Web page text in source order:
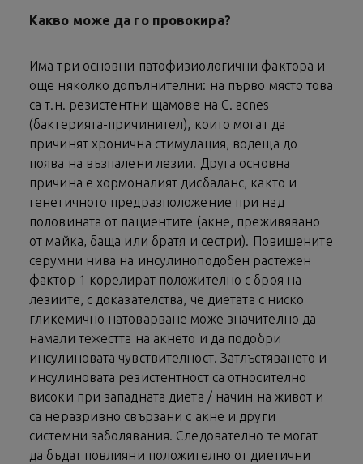
Какво може да го провокира?
Има три основни патофизиологични фактора и
още няколко допълнителни: на първо място това
са т.н. резистентни щамове на С. acnes
(бактерията-причинител), които могат да
причинят хронична стимулация, водеща до
поява на възпалени лезии. Друга основна
причина е хормоналият дисбаланс, както и
генетичното предразположение при над
половината от пациентите (акне, преживявано
от майка, баща или братя и сестри). Повишените
серумни нива на инсулиноподобен растежен
фактор 1 корелират положително с броя на
лезиите, с доказателства, че диетата с ниско
гликемично натоварване може значително да
намали тежестта на акнето и да подобри
инсулиновата чувствителност. Затлъстяването и
инсулиновата резистентност са относително
високи при западната диета / начин на живот и
са неразривно свързани с акне и други
системни заболявания. Следователно те могат
да бъдат повлияни положително от диетични